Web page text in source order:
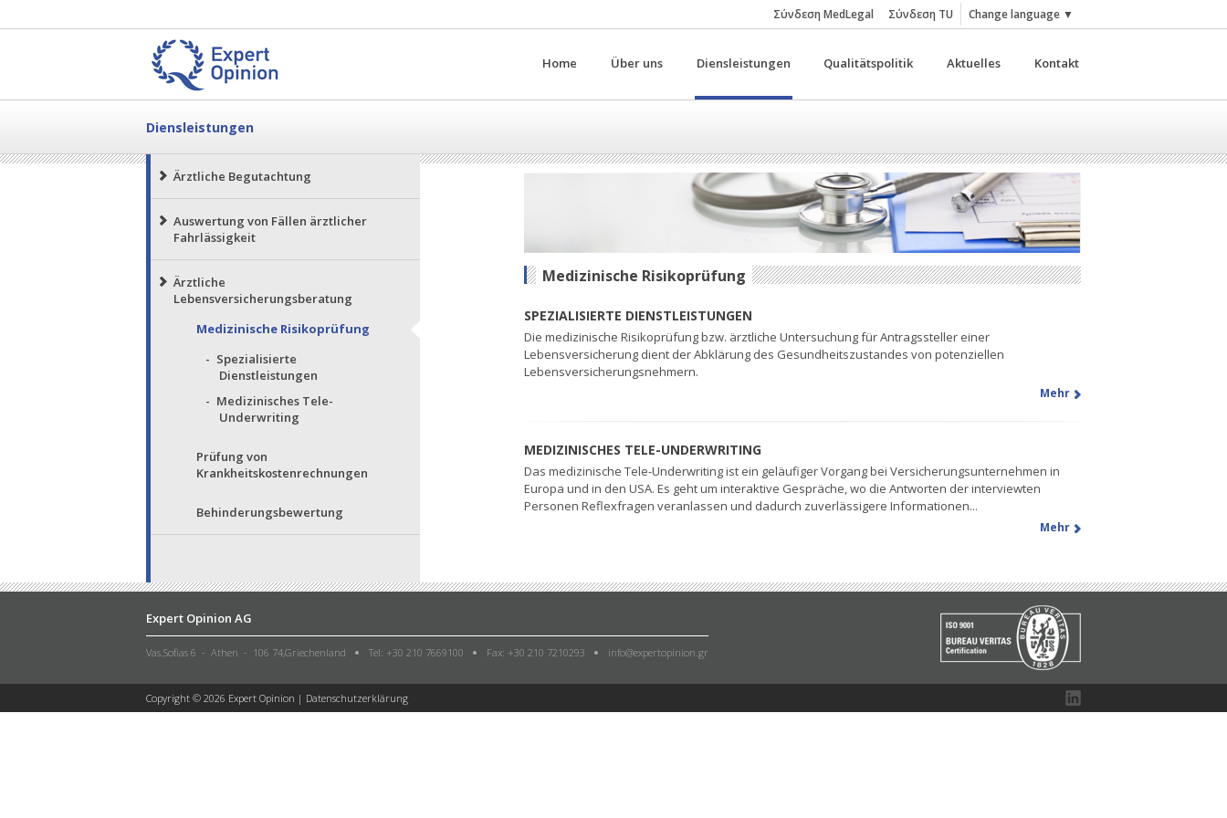
Σύνδεση MedLegal Σύνδεση TU Change language ▼
Kontakt
Aktuelles
Qualitätspolitik
Diensleistungen
Über uns
Home
Diensleistungen
Ärztliche Begutachtung
Auswertung von Fällen ärztlicher
Fahrlässigkeit
Ärztliche
Lebensversicherungsberatung
Medizinische Risikoprüfung
Spezialisierte
Dienstleistungen
Medizinisches Tele-
Underwriting
Prüfung von
Krankheitskostenrechnungen
Behinderungsbewertung
Medizinische Risikoprüfung
SPEZIALISIERTE DIENSTLEISTUNGEN
Die medizinische Risikoprüfung bzw. ärztliche Untersuchung für Antragssteller einer
Lebensversicherung dient der Abklärung des Gesundheitszustandes von potenziellen
Lebensversicherungsnehmern.
Mehr
MEDIZINISCHES TELE-UNDERWRITING
Das medizinische Tele-Underwriting ist ein geläufiger Vorgang bei Versicherungsunternehmen in
Europa und in den USA. Es geht um interaktive Gespräche, wo die Antworten der interviewten
Personen Reflexfragen veranlassen und dadurch zuverlässigere Informationen...
Mehr
Expert Opinion AG
Vas.Sofias 6 - Athen - 106 74,Griechenland Tel: +30 210 7669100 Fax: +30 210 7210293 info@expertopinion.gr
Copyright © 2026 Expert Opinion | Datenschutzerklärung